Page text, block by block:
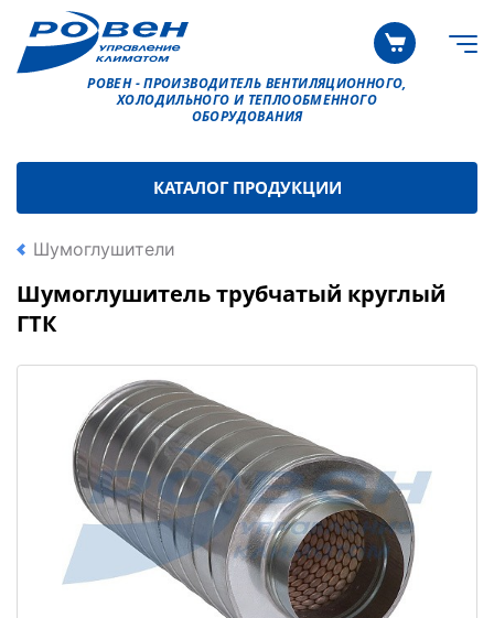
РОВЕН - ПРОИЗВОДИТЕЛЬ ВЕНТИЛЯЦИОННОГО,
ХОЛОДИЛЬНОГО И ТЕПЛООБМЕННОГО
ОБОРУДОВАНИЯ
КАТАЛОГ ПРОДУКЦИИ
Шумоглушители
Шумоглушитель трубчатый круглый
ГТК